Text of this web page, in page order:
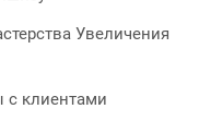
Увеличения
с клиентами